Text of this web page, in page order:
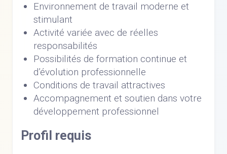
Environnement de travail moderne et
stimulant
Activité variée avec de réelles
responsabilités
Possibilités de formation continue et
d’évolution professionnelle
Conditions de travail attractives
Accompagnement et soutien dans votre
développement professionnel
Profil requis